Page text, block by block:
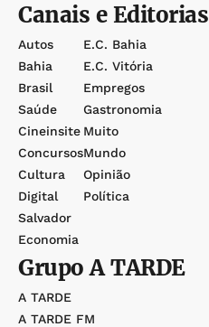
Canais e Editorias
Autos
Bahia
Brasil
Saúde
Cineinsite
Concursos
Cultura
Digital
Salvador
Economia
E.c. Bahia
E.c. Vitória
Empregos
Gastronomia
Muito
Mundo
Opinião
Política
GrupoA TARDE
A TARDE
A TARDE FM